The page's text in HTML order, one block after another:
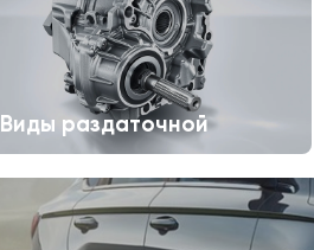
Виды раздаточной